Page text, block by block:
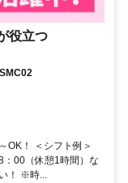
役立つ
OK！ ＜シフト例＞
00（休憩1時間）な
！ ※時...